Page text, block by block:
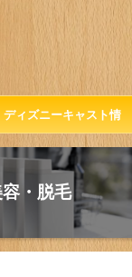
ディズニーキャスト情
報
・脱毛